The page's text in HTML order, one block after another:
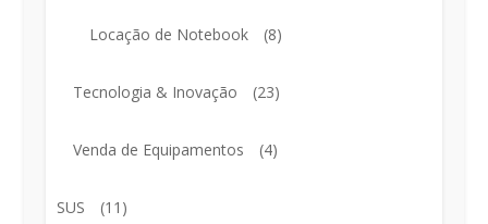
Locação de Notebook (8)
Tecnologia & Inovação (23)
Venda de Equipamentos (4)
SUS (11)